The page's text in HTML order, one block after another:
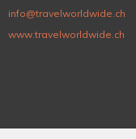
info@travelworldwide.ch
www.travelworldwide.ch